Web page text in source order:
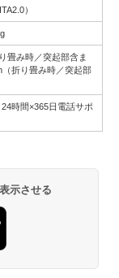
）
畳み時／突起部含ま
（折り畳み時／突起部
時間×365日電話サポ
示させる